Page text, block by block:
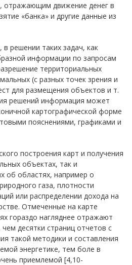
отражающим движение денег в
«банка» и другие данные из
решении таких задач, как
информации по запросам
территориальных
(с разных точек зрения и
для размещения объектов и т.
решений информация может
картографической форме
пояснениями, графиками и
построения карт и получения
объектах, так и
об областях, например о
газа, плотности
или распределении дохода на
Отмеченные на карте
гораздо нагляднее отражают
десятки страниц отчетов с
такой методики и составления
энергетике, тем боле в
приемлемой [4,10-